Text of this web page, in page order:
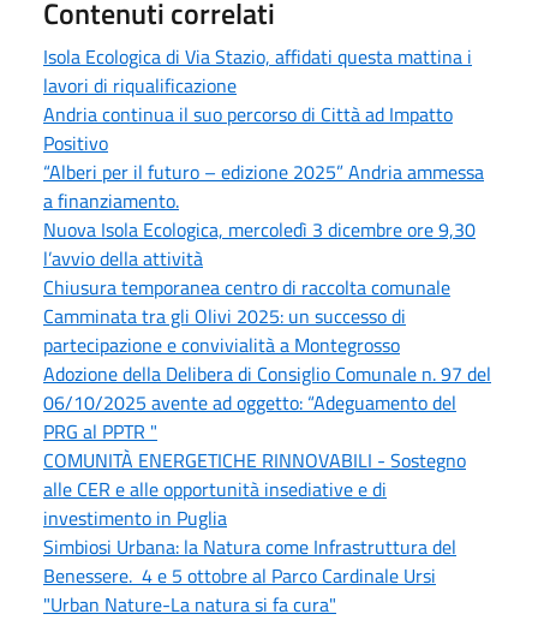
Contenuti correlati
Isola Ecologica di Via Stazio, affidati questa mattina i
lavori di riqualificazione
Andria continua il suo percorso di Città ad Impatto
Positivo
“Alberi per il futuro – edizione 2025” Andria ammessa
a finanziamento.
Nuova Isola Ecologica, mercoledì 3 dicembre ore 9,30
l’avvio della attività
Chiusura temporanea centro di raccolta comunale
Camminata tra gli Olivi 2025: un successo di
partecipazione e convivialità a Montegrosso
Adozione della Delibera di Consiglio Comunale n. 97 del
06/10/2025 avente ad oggetto: “Adeguamento del
PRG al PPTR "
COMUNITÀ ENERGETICHE RINNOVABILI - Sostegno
alle CER e alle opportunità insediative e di
investimento in Puglia
Simbiosi Urbana: la Natura come Infrastruttura del
Benessere. 4 e 5 ottobre al Parco Cardinale Ursi
"Urban Nature-La natura si fa cura"